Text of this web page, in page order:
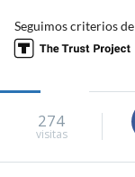
Seguimos criterios de
274
visitas